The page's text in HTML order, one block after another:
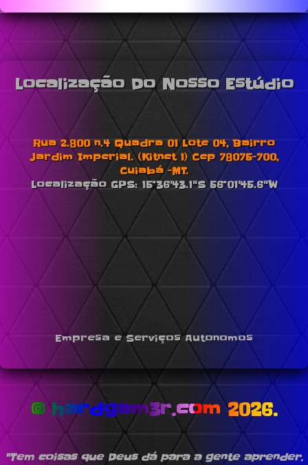
Localização Do Nosso Estúdio
Rua 2.800 n.4 Quadra 01 Lote 04, Bairro
Jardim Imperial. (Kitnet 1) Cep 78075-700,
Cuiabá -MT.
Localização GPS: 15°36'43.1"S 56°01'45.6"W
Empresa e Serviços Autonomos
© hardgam3r.com 2026.
"Tem coisas que Deus dá para a gente aprender.